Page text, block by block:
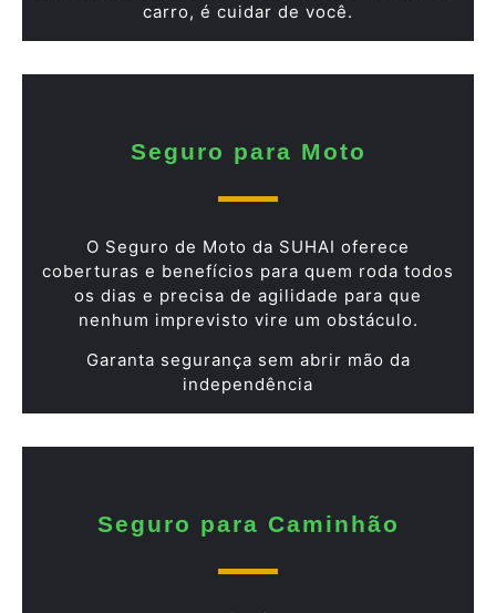
carro, é cuidar de você.
Seguro para Moto
O Seguro de Moto da SUHAI oferece
coberturas e benefícios para quem roda todos
os dias e precisa de agilidade para que
nenhum imprevisto vire um obstáculo.
Garanta segurança sem abrir mão da
independência
Seguro para Caminhão